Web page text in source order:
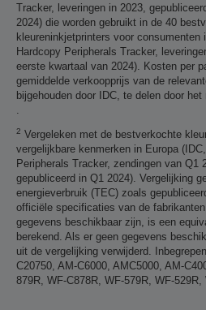
Tracker, leveringen in 2023,
2024) die worden gebruikt in de 40
kleureninkjetprinters voor consumenten
Hardcopy Peripherals Tracker,
eerste kwartaal van 2024). Kosten per
gemiddelde verkoopprijs van de
bijgehouden door IDC, te delen door het
.
2 Vergeleken met de bestverkochte
vergelijkbare kenmerken in Europa
Peripherals Tracker, zendingen van Q1
gepubliceerd in Q1 2024). Vergelijking
energieverbruik (TEC) zoals
officiële specificaties van de
gegevens beschikbaar zijn, is een
berekend. Als er geen gegevens
uit de vergelijking verwijderd.
C20750, AM-C6000, AMC5000, AM-
879R, WF-C878R, WF-579R, WF-529R,